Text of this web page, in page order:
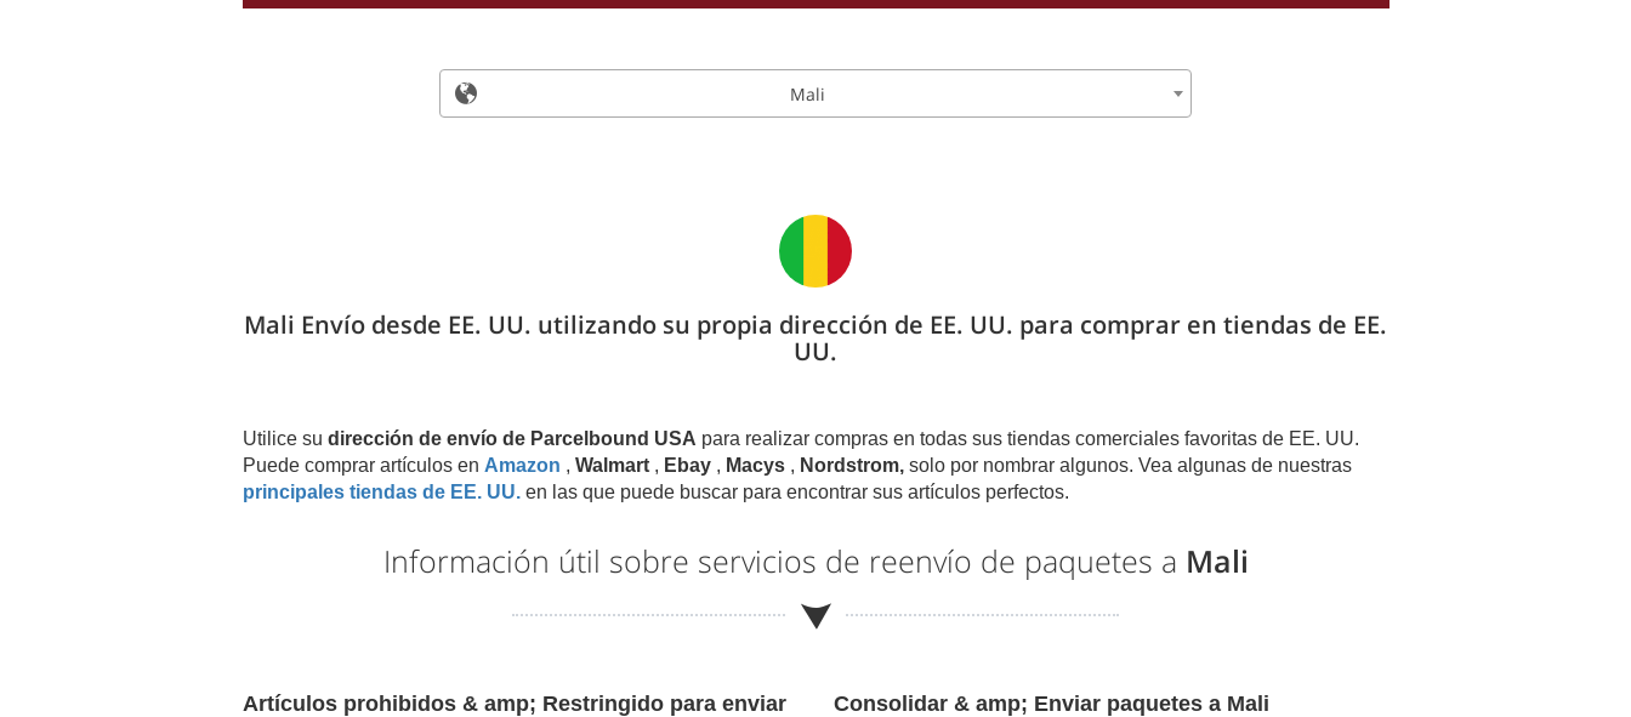
Mali
Mali Envío desde EE. UU. utilizando su propia dirección de EE. UU. para comprar en tiendas de EE.
UU.
Utilice su dirección de envío de Parcelbound USA para realizar compras en todas sus tiendas comerciales favoritas de EE. UU.
Puede comprar artículos en Amazon , Walmart, Ebay, Macys, Nordstrom,solo por nombrar algunos. Vea algunas de nuestras
principales tiendas de EE. UU.en las que puede buscar para encontrar sus artículos perfectos.
Información útil sobre servicios de reenvío de paquetes a Mali
Artículos prohibidos & amp; Restringido para enviar
Consolidar & amp; Enviar paquetes a Mali